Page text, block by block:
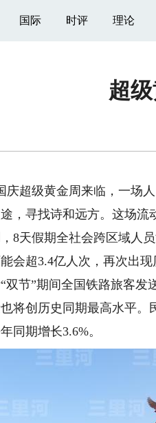
国际 时评 理论
超
级黄金周来临，一场人
寻找诗和远方。这场流
假期全社会跨区域人员
会超3.4亿人次，再次出现
”期间全国铁路旅客发
创历史同期最高水平。
同期增长3.6%。